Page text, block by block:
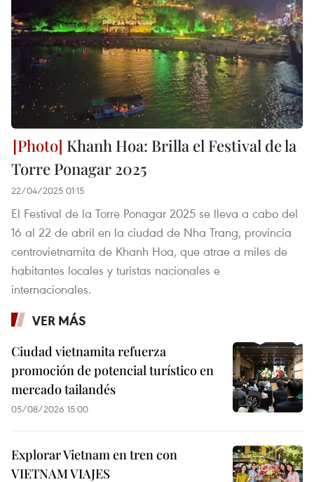
Khanh Hoa: Brilla el Festival de la
Torre Ponagar 2025
22/04/2025 01:15
El Festival de la Torre Ponagar 2025 se lleva a cabo del
16 al 22 de abril en la ciudad de Nha Trang, provincia
centrovietnamita de Khanh Hoa, que atrae a miles de
habitantes locales y turistas nacionales e
internacionales.
VER MÁS
Ciudad vietnamita refuerza
promoción de potencial turístico en
mercado tailandés
05/08/2026 15:00
Explorar Vietnam en tren con
VIETNAM VIAJES